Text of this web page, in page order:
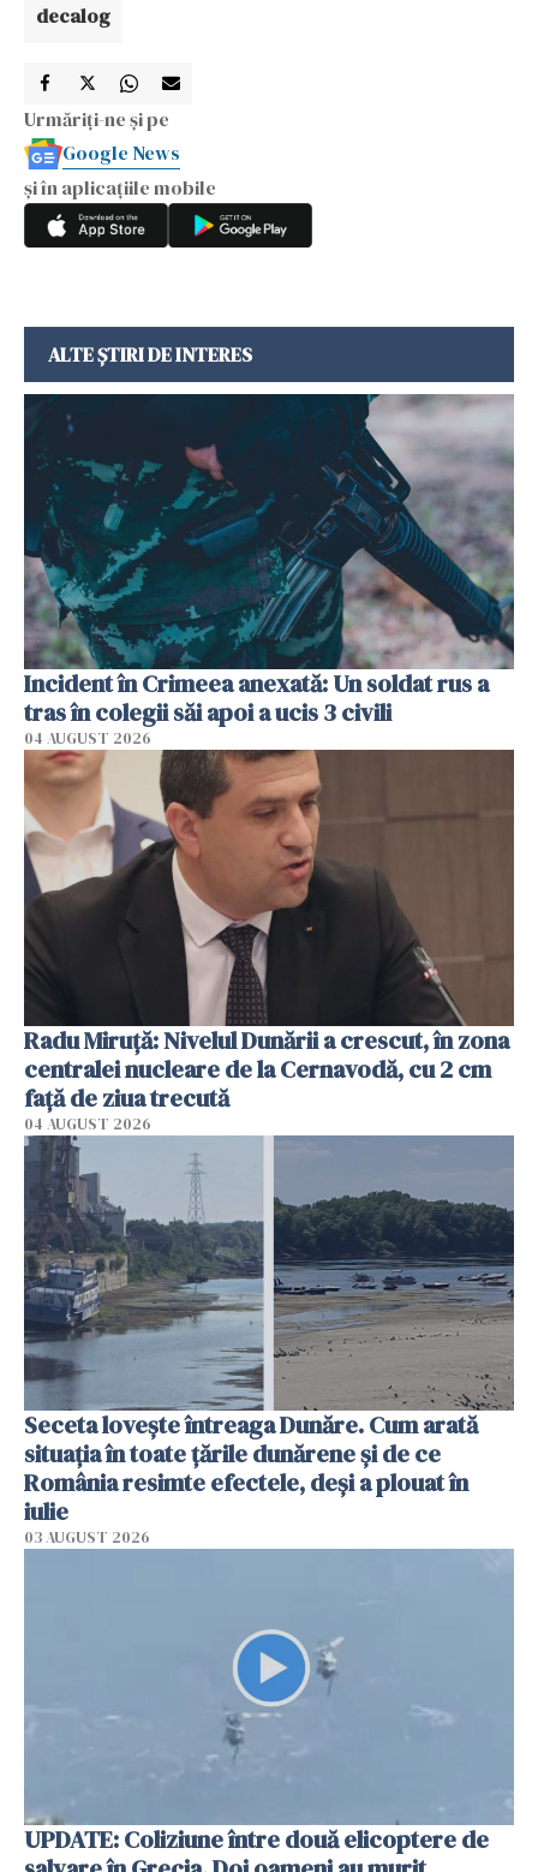
decalog
Urmăriți-ne și pe
Google News
și în aplicațiile mobile
ALTE ȘTIRI DE INTERES
Incident în Crimeea anexată: Un soldat rus a
tras în colegii săi apoi a ucis 3 civili
04 AUGUST 2026
Radu Miruţă: Nivelul Dunării a crescut, în zona
centralei nucleare de la Cernavodă, cu 2 cm
faţă de ziua trecută
04 AUGUST 2026
Seceta lovește întreaga Dunăre. Cum arată
situația în toate țările dunărene și de ce
România resimte efectele, deși a plouat în
iulie
03 AUGUST 2026
UPDATE: Coliziune între două elicoptere de